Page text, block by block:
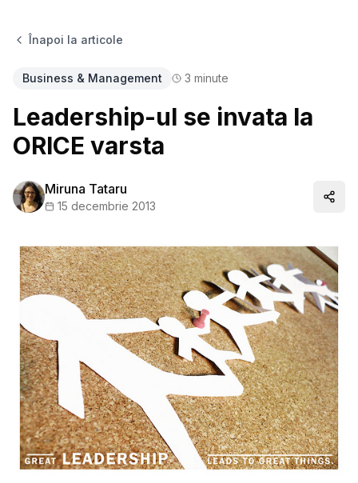
Înapoi la articole
Business & Management 3 minute
Leadership-ul se invata la
ORICE varsta
Miruna Tataru
15 decembrie 2013